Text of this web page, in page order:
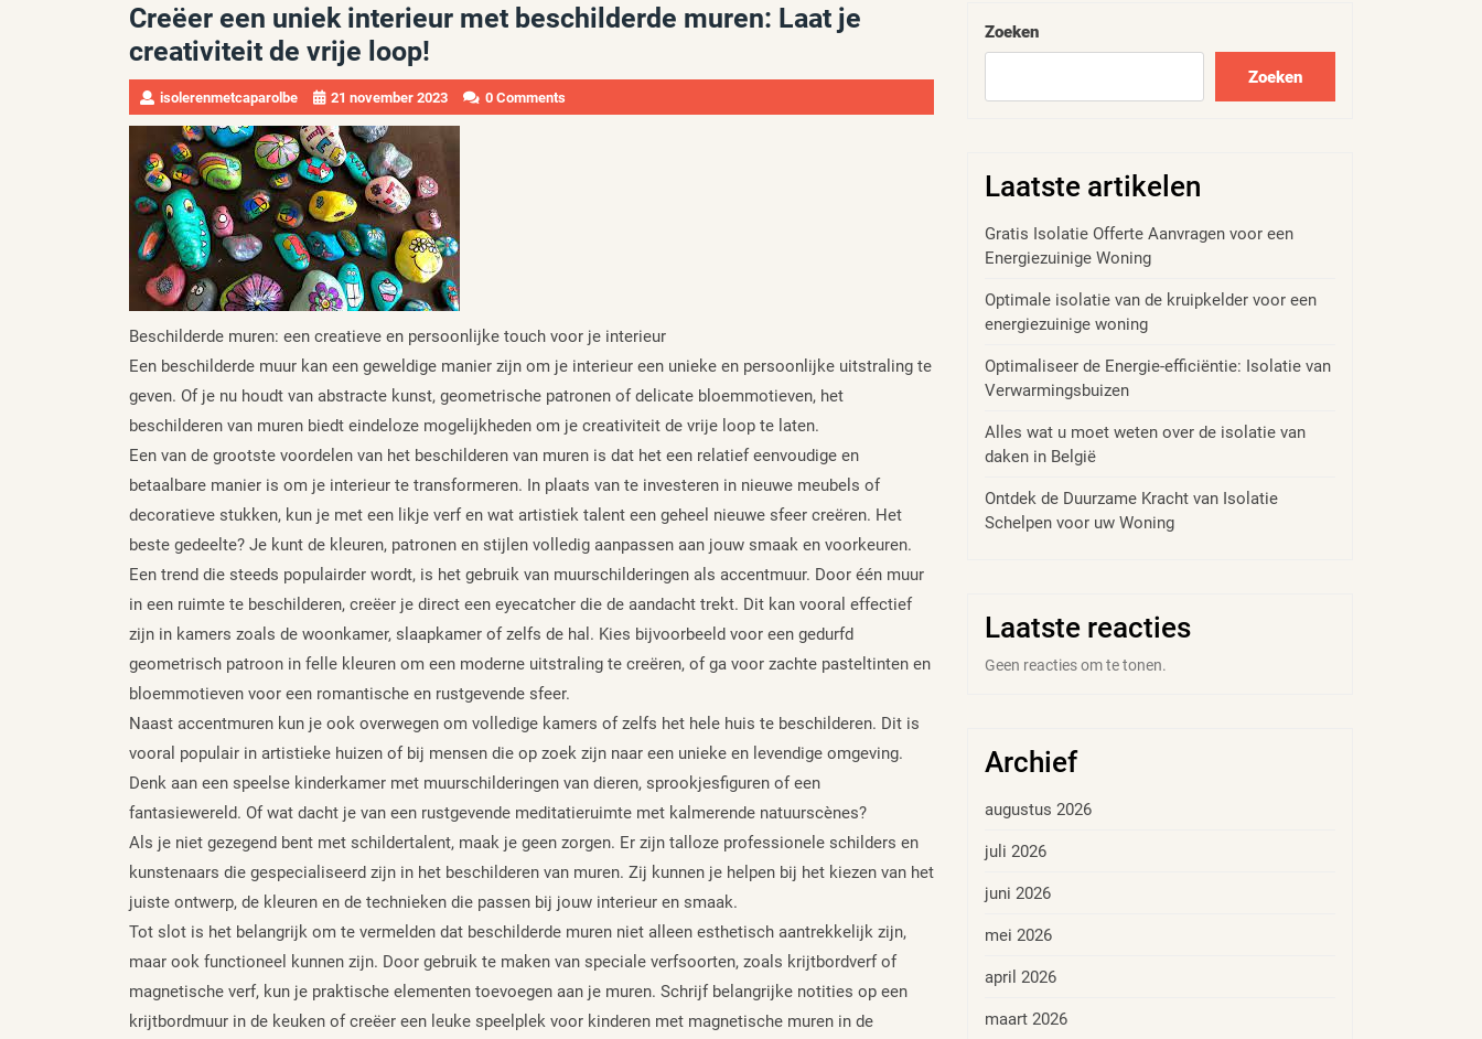
Creëer een uniek interieur met beschilderde muren: Laat je
creativiteit de vrije loop!
isolerenmetcaparolbe 21 november 2023 0 Comments
Beschilderde muren: een creatieve en persoonlijke touch voor je interieur
Een beschilderde muur kan een geweldige manier zijn om je interieur een unieke en persoonlijke uitstraling te
geven. Of je nu houdt van abstracte kunst, geometrische patronen of delicate bloemmotieven, het
beschilderen van muren biedt eindeloze mogelijkheden om je creativiteit de vrije loop te laten.
Een van de grootste voordelen van het beschilderen van muren is dat het een relatief eenvoudige en
betaalbare manier is om je interieur te transformeren. In plaats van te investeren in nieuwe meubels of
decoratieve stukken, kun je met een likje verf en wat artistiek talent een geheel nieuwe sfeer creëren. Het
beste gedeelte? Je kunt de kleuren, patronen en stijlen volledig aanpassen aan jouw smaak en voorkeuren.
Een trend die steeds populairder wordt, is het gebruik van muurschilderingen als accentmuur. Door één muur
in een ruimte te beschilderen, creëer je direct een eyecatcher die de aandacht trekt. Dit kan vooral effectief
zijn in kamers zoals de woonkamer, slaapkamer of zelfs de hal. Kies bijvoorbeeld voor een gedurfd
geometrisch patroon in felle kleuren om een moderne uitstraling te creëren, of ga voor zachte pasteltinten en
bloemmotieven voor een romantische en rustgevende sfeer.
Naast accentmuren kun je ook overwegen om volledige kamers of zelfs het hele huis te beschilderen. Dit is
vooral populair in artistieke huizen of bij mensen die op zoek zijn naar een unieke en levendige omgeving.
Denk aan een speelse kinderkamer met muurschilderingen van dieren, sprookjesfiguren of een
fantasiewereld. Of wat dacht je van een rustgevende meditatieruimte met kalmerende natuurscènes?
Als je niet gezegend bent met schildertalent, maak je geen zorgen. Er zijn talloze professionele schilders en
kunstenaars die gespecialiseerd zijn in het beschilderen van muren. Zij kunnen je helpen bij het kiezen van het
juiste ontwerp, de kleuren en de technieken die passen bij jouw interieur en smaak.
Tot slot is het belangrijk om te vermelden dat beschilderde muren niet alleen esthetisch aantrekkelijk zijn,
maar ook functioneel kunnen zijn. Door gebruik te maken van speciale verfsoorten, zoals krijtbordverf of
magnetische verf, kun je praktische elementen toevoegen aan je muren. Schrijf belangrijke notities op een
krijtbordmuur in de keuken of creëer een leuke speelplek voor kinderen met magnetische muren in de
Zoeken
Zoeken
Laatste artikelen
Gratis Isolatie Offerte Aanvragen voor een
Energiezuinige Woning
Optimale isolatie van de kruipkelder voor een
energiezuinige woning
Optimaliseer de Energie-efficiëntie: Isolatie van
Verwarmingsbuizen
Alles wat u moet weten over de isolatie van
daken in België
Ontdek de Duurzame Kracht van Isolatie
Schelpen voor uw Woning
Laatste reacties
Geen reacties om te tonen.
Archief
augustus 2026
juli 2026
juni 2026
mei 2026
april 2026
maart 2026